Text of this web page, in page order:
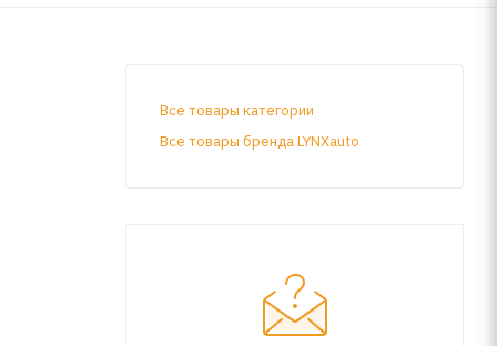
Все товары категории
Все товары бренда LYNXauto